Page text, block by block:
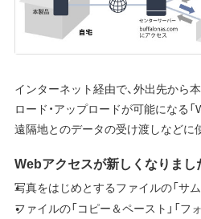
インターネット経由で、外出先から
ロード・アップロードが可能になる「
遠隔地とのデータの受け渡しなどに
Webアクセスが新しくなりまし
写真をはじめとするファイルの「サム
ファイルの「コピー＆ペースト」「フ